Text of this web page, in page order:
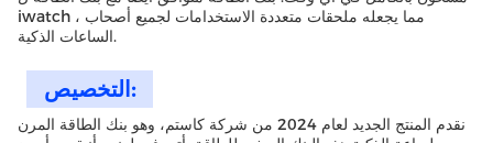
iwatch ، مما يجعله ملحقات متعددة الاستخدامات لجميع أصحاب
الساعات الذكية.
التخصيص:
نقدم المنتج الجديد لعام 2024 من شركة كاستم، وهو بنك الطاقة المرن